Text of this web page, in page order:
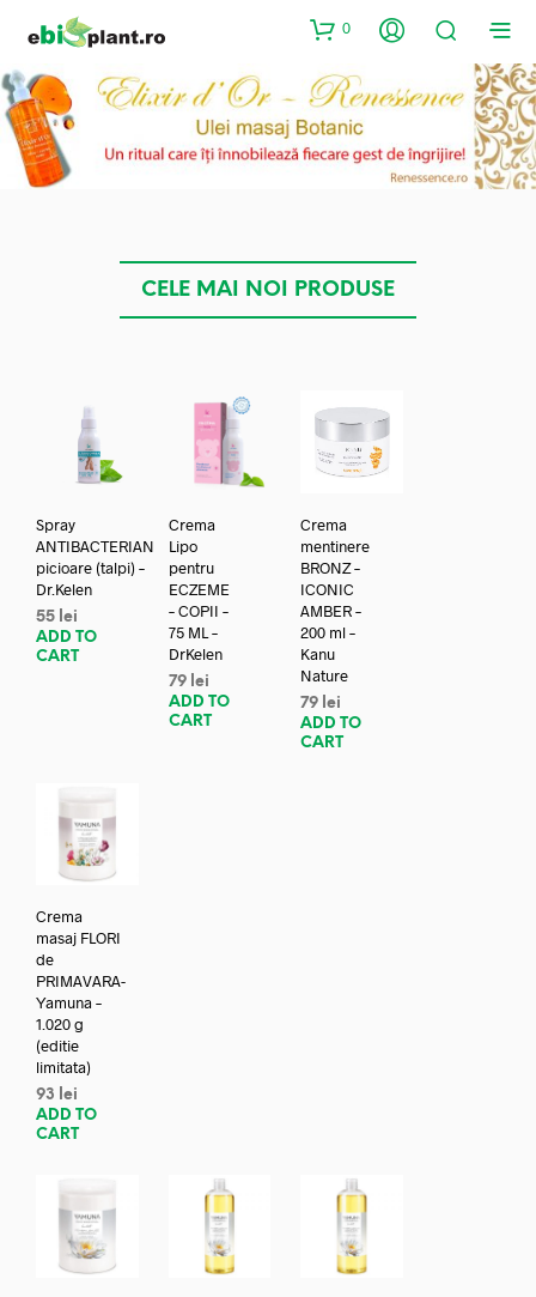
0
CELE MAI NOI PRODUSE
Spray
ANTIBACTERIAN
picioare (talpi) –
Dr.Kelen
55 lei
ADD TO
CART
Crema
Lipo
pentru
ECZEME
– COPII –
75 ML –
DrKelen
79 lei
ADD TO
CART
Crema
mentinere
BRONZ –
ICONIC
AMBER –
200 ml –
Kanu
Nature
79 lei
ADD TO
CART
Crema
masaj FLORI
de
PRIMAVARA-
Yamuna –
1.020 g
(editie
limitata)
93
lei
ADD TO
CART